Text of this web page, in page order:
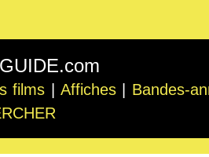
films Affiches
Bandes-